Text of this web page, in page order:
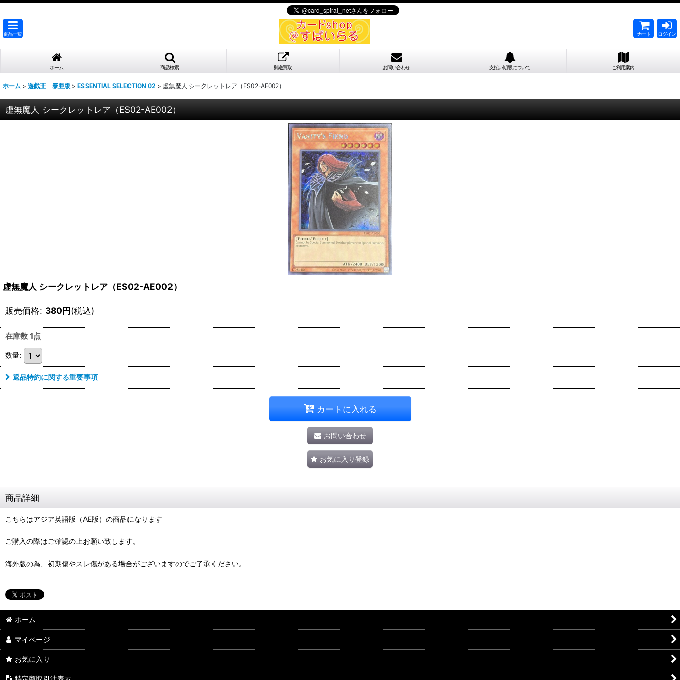
商品一覧 カート ログイン
ホーム 商品検索 郵送買取 お問い合わせ 支払い期限について ご利用案内
ホーム > 遊戯王 泰亜版 > ESSENTIAL SELECTION 02 > 虚無魔人 シークレットレア（ES02-AE002）
虚無魔人 シークレットレア（ES02-AE002）
虚無魔人 シークレットレア（ES02-AE002）
販売価格: 380円(税込)
在庫数 1点
数量:
返品特約に関する重要事項
カートに入れる
お問い合わせ
お気に入り登録
商品詳細
こちらはアジア英語版（AE版）の商品になります
ご購入の際はご確認の上お願い致します。
海外版の為、初期傷やスレ傷がある場合がございますのでご了承ください。
ホーム
マイページ
お気に入り